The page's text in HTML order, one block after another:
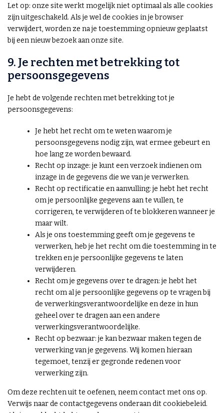
Let op: onze site werkt mogelijk niet optimaal als alle cookies
zijn uitgeschakeld. Als je wel de cookies in je browser
verwijdert, worden ze na je toestemming opnieuw geplaatst
bij een nieuw bezoek aan onze site.
9. Je rechten met betrekking tot
persoonsgegevens
Je hebt de volgende rechten met betrekking tot je
persoonsgegevens:
Je hebt het recht om te weten waarom je
persoonsgegevens nodig zijn, wat ermee gebeurt en
hoe lang ze worden bewaard.
Recht op inzage: je kunt een verzoek indienen om
inzage in de gegevens die we van je verwerken.
Recht op rectificatie en aanvulling: je hebt het recht
om je persoonlijke gegevens aan te vullen, te
corrigeren, te verwijderen of te blokkeren wanneer je
maar wilt.
Als je ons toestemming geeft om je gegevens te
verwerken, heb je het recht om die toestemming in te
trekken en je persoonlijke gegevens te laten
verwijderen.
Recht om je gegevens over te dragen: je hebt het
recht om al je persoonlijke gegevens op te vragen bij
de verwerkingsverantwoordelijke en deze in hun
geheel over te dragen aan een andere
verwerkingsverantwoordelijke.
Recht op bezwaar: je kan bezwaar maken tegen de
verwerking van je gegevens. Wij komen hieraan
tegemoet, tenzij er gegronde redenen voor
verwerking zijn.
Om deze rechten uit te oefenen, neem contact met ons op.
Verwijs naar de contactgegevens onderaan dit cookiebeleid.